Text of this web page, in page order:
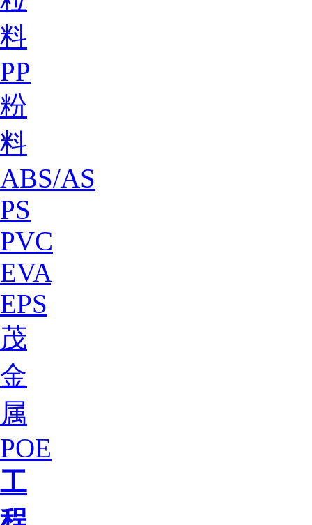
料
PP
粉
料
ABS/AS
PS
PVC
EVA
EPS
茂
金
属
POE
工